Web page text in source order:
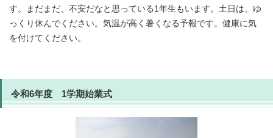
す。まだまだ、不安だなと思っている1年生もいます。土日は、ゆ
っくり休んでください。気温が高く暑くなる予報です。健康に気
を付けてください。
令和6年度 1学期始業式